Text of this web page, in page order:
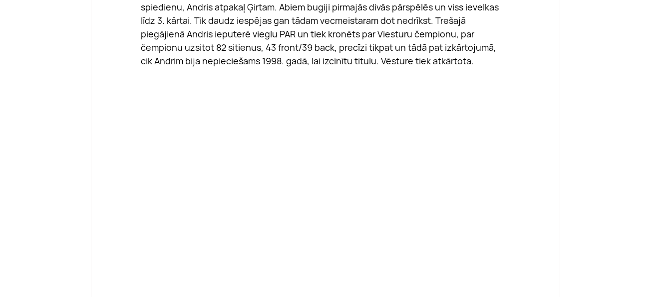
spiedienu, Andris atpakaļ Ģirtam. Abiem bugiji pirmajās divās pārspēlēs un viss ievelkas
līdz 3. kārtai. Tik daudz iespējas gan tādam vecmeistaram dot nedrīkst. Trešajā
piegājienā Andris ieputerē vieglu PAR un tiek kronēts par Viesturu čempionu, par
čempionu uzsitot 82 sitienus, 43 front/39 back, precīzi tikpat un tādā pat izkārtojumā,
cik Andrim bija nepieciešams 1998. gadā, lai izcīnītu titulu. Vēsture tiek atkārtota.